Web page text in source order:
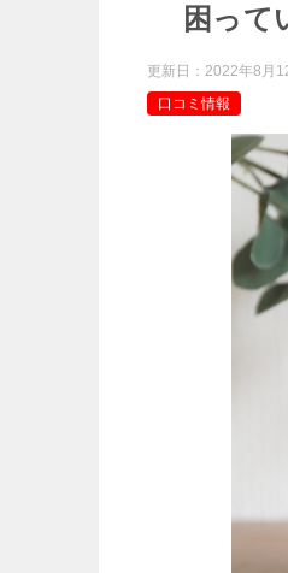
困って
更新日： 2022年8月
口コミ情報